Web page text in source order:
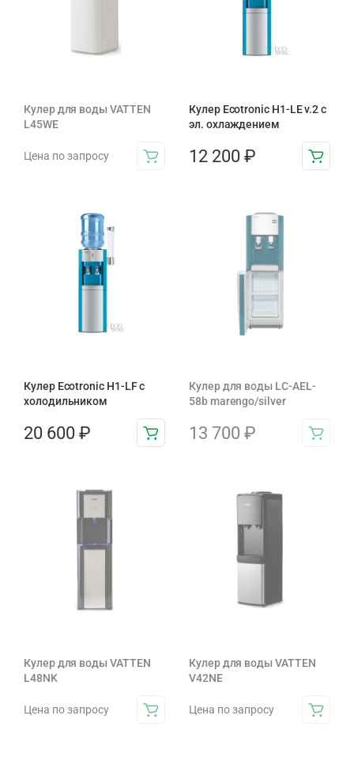
Кулер для воды VATTEN
L45WE
Цена по запросу
Кулер Ecotronic H1-LE v.2 с
эл. охлаждением
12 200 ₽
Кулер Ecotronic H1-LF с
холодильником
20 600 ₽
Кулер для воды LC-AEL-
58b marengo/silver
13 700 ₽
Кулер для воды VATTEN
L48NK
Цена по запросу
Кулер для воды VATTEN
V42NE
Цена по запросу